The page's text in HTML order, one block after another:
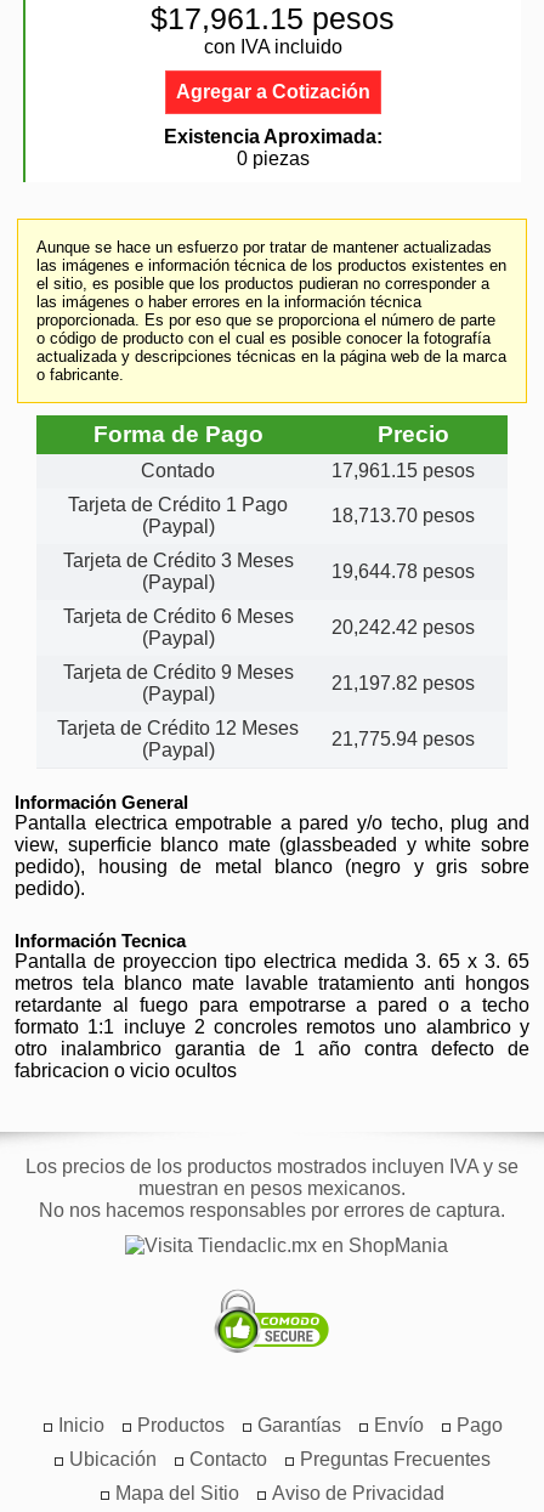
$17,961.15 pesos
con IVA incluido
Agregar a Cotización
Existencia Aproximada:
0 piezas
Aunque se hace un esfuerzo por tratar de mantener actualizadas
las imágenes e información técnica de los productos existentes en
el sitio, es posible que los productos pudieran no corresponder a
las imágenes o haber errores en la información técnica
proporcionada. Es por eso que se proporciona el número de parte
o código de producto con el cual es posible conocer la fotografía
actualizada y descripciones técnicas en la página web de la marca
o fabricante.
Forma de Pago Precio
Contado
17,961.15 pesos
Tarjeta de Crédito 1 Pago
(Paypal)
18,713.70 pesos
Tarjeta de Crédito 3 Meses
(Paypal)
19,644.78 pesos
Tarjeta de Crédito 6 Meses
(Paypal)
20,242.42 pesos
Tarjeta de Crédito 9 Meses
(Paypal)
21,197.82 pesos
Tarjeta de Crédito 12 Meses
(Paypal)
21,775.94 pesos
Información General
Pantalla electrica empotrable a pared y/o techo, plug and
view, superficie blanco mate (glassbeaded y white sobre
pedido), housing de metal blanco (negro y gris sobre
pedido).
Información Tecnica
Pantalla de proyeccion tipo electrica medida 3. 65 x 3. 65
metros tela blanco mate lavable tratamiento anti hongos
retardante al fuego para empotrarse a pared o a techo
formato 1:1 incluye 2 concroles remotos uno alambrico y
otro inalambrico garantia de 1 año contra defecto de
fabricacion o vicio ocultos
Los precios de los productos mostrados incluyen IVA y se
muestran en pesos mexicanos.
No nos hacemos responsables por errores de captura.
Inicio Productos Garantías Envío
Pago
Ubicación
Contacto
Preguntas Frecuentes
Mapa del Sitio
Aviso de Privacidad